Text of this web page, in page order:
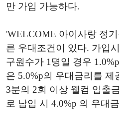
만 가입 가능하다.
'WELCOME 아이사랑 정
른 우대조건이 있다. 가입
구원수가 1명일 경우
은 5.0%p의 우대금리를 제
3분의 2회 이상 웰컴 입출
로 납입 시 4.0%p 의 우대